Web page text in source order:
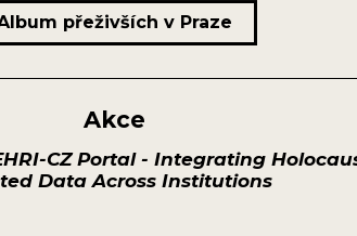
přeživších v Praze
Akce
CZ Portal - Integrating
Data Across Institutions